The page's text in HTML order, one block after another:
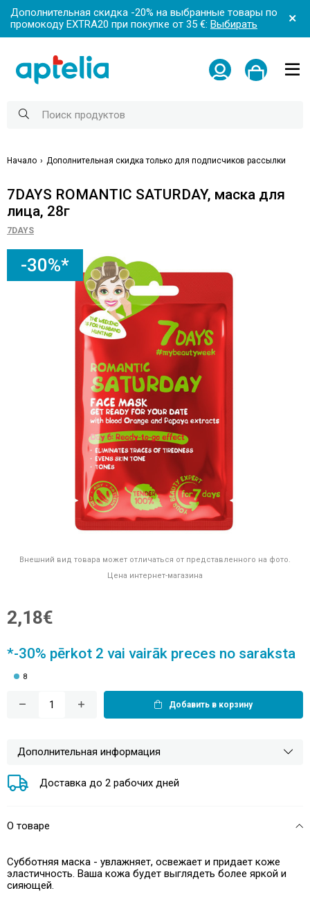
Дополнительная скидка -20% на выбранные товары по
промокоду EXTRA20 при покупке от 35 €: Выбирать
Начало Дополнительная скидка только для подписчиков рассылки
7DAYS ROMANTIC SATURDAY, маска для
лица, 28г
7DAYS
-30%*
Внешний вид товара может отличаться от представленного на фото.
Цена интернет-магазина
2,18€
*-30% pērkot 2 vai vairāk preces no saraksta
8
Добавить в корзину
Дополнительная информация
Доставка до 2 рабочих дней
О товаре
Субботняя маска - увлажняет, освежает и придает коже
эластичность. Ваша кожа будет выглядеть более яркой и
сияющей.